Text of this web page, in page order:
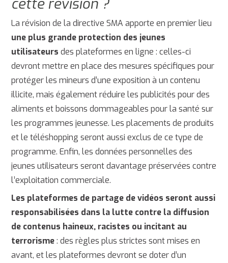
cette révision ?
La révision de la directive SMA apporte en premier lieu
une plus grande protection des jeunes
utilisateursdes plateformes en ligne : celles-ci
devront mettre en place des mesures spécifiques pour
protéger les mineurs d’une exposition à un contenu
illicite, mais également réduire les publicités pour des
aliments et boissons dommageables pour la santé sur
les programmes jeunesse. Les placements de produits
et le téléshopping seront aussi exclus de ce type de
programme. Enfin, les données personnelles des
jeunes utilisateurs seront davantage préservées contre
l’exploitation commerciale.
Les plateformes de partage de vidéos seront aussi
responsabilisées dans la lutte contre la diffusion
de contenus haineux, racistes ou incitant au
terrorisme: des règles plus strictes sont mises en
avant, et les plateformes devront se doter d’un